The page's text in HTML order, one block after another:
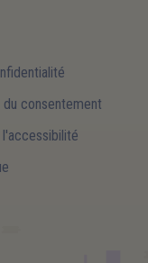
consentement
l'accessibilité